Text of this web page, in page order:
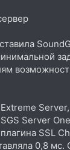
Server
SSL
0,8